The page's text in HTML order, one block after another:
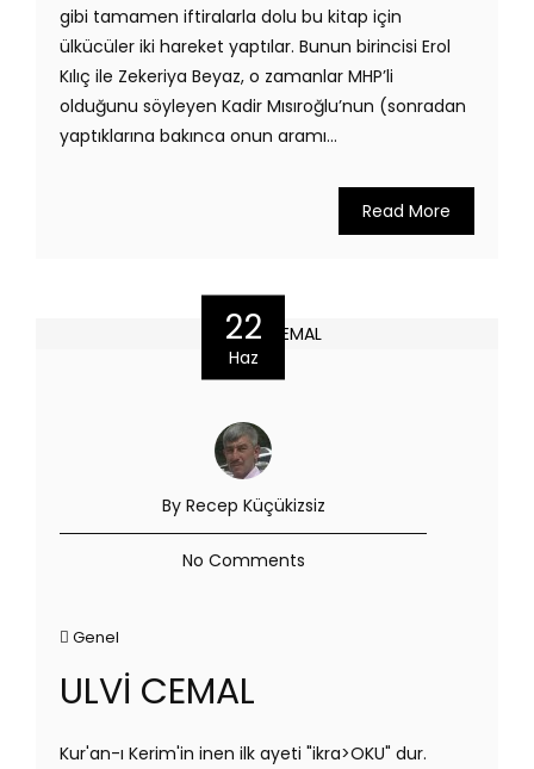
gibi tamamen iftiralarla dolu bu kitap için
ülkücüler iki hareket yaptılar. Bunun birincisi Erol
Kılıç ile Zekeriya Beyaz, o zamanlar MHP’li
olduğunu söyleyen Kadir Mısıroğlu’nun (sonradan
yaptıklarına bakınca onun aramı...
Read More
22
Haz
By Recep Küçükizsiz
No Comments
Genel
ULVİ CEMAL
Kur'an-ı Kerim'in inen ilk ayeti "ikra>OKU" dur.